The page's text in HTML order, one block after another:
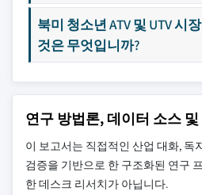
북미 청소년 ATV 및 UTV 시
것은 무엇입니까?
연구 방법론, 데이터 소스
이 보고서는 직접적인 산업 대화, 독
검증을 기반으로 한 구조화된 연구
한 데스크 리서치가 아닙니다.